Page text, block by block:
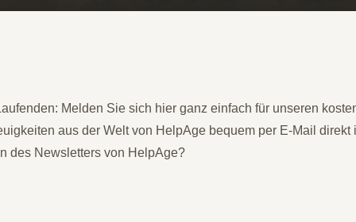
Melden Sie sich hier ganz einfach für unseren
aus der Welt von HelpAge bequem per E-Mail direkt
des Newsletters von HelpAge?